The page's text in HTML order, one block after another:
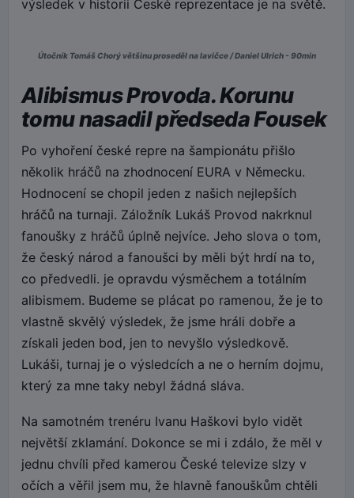
výsledek v historii České reprezentace je na světě.
Útočník Tomáš Chorý většinu proseděl na lavičce / Daniel Ulrich - 90min
Alibismus Provoda. Korunu
tomu nasadil předseda Fousek
Po vyhoření české repre na šampionátu přišlo
několik hráčů na zhodnocení EURA v Německu.
Hodnocení se chopil jeden z našich nejlepších
hráčů na turnaji. Záložník Lukáš Provod nakrknul
fanoušky z hráčů úplně nejvíce. Jeho slova o tom,
že český národ a fanoušci by měli být hrdí na to,
co předvedli. je opravdu výsměchem a totálním
alibismem. Budeme se plácat po ramenou, že je to
vlastně skvělý výsledek, že jsme hráli dobře a
získali jeden bod, jen to nevyšlo výsledkově.
Lukáši, turnaj je o výsledcích a ne o herním dojmu,
který za mne taky nebyl žádná sláva.
Na samotném trenéru Ivanu Haškovi bylo vidět
největší zklamání. Dokonce se mi i zdálo, že měl v
jednu chvíli před kamerou České televize slzy v
očích a věřil jsem mu, že hlavně fanouškům chtěli